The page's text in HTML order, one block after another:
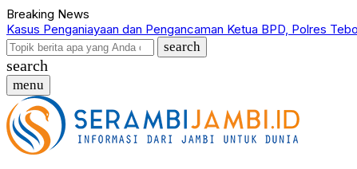
Breaking News
Kasus Penganiayaan dan Pengancaman Ketua BPD, Polres
search
search
menu